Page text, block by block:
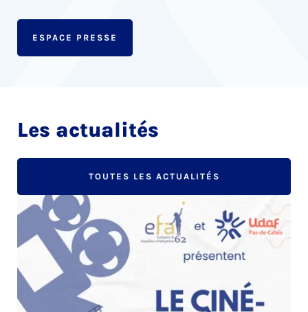
de plusieurs dispositions visant à encadrer les frais
bancaires liés aux successions, notamment dans le
ESPACE PRESSE
Les actualités
TOUTES LES ACTUALITÉS